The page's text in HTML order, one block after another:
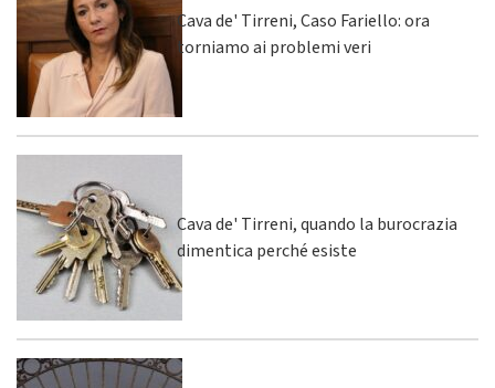
Cava de' Tirreni, Caso Fariello: ora
torniamo ai problemi veri
Cava de' Tirreni, quando la burocrazia
dimentica perché esiste